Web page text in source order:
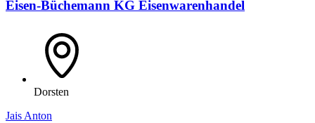
Eisen-Büchemann KG Eisenwarenhandel
Dorsten
Jais Anton